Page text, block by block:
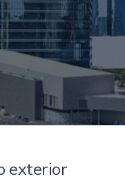
exterior